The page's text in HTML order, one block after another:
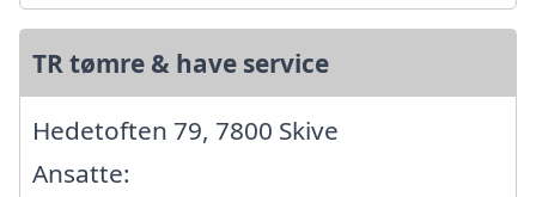
TR tømre & have service
Hedetoften 79, 7800 Skive
Ansatte: